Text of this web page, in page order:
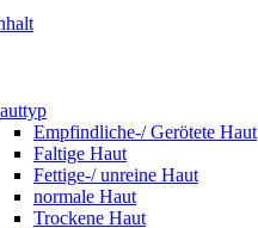
Empfindliche-/ Gerötete Haut
Faltige Haut
Fettige-/ unreine Haut
normale Haut
Trockene Haut